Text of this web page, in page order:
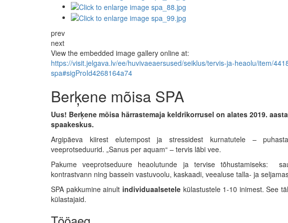
prev
next
View the embedded image gallery online at:
https://visit.jelgava.lv/ee/huvivaeaersused/seiklus/tervis-ja-heaolu/item/
spa#sigProId4268164a74
Berķene mõisa SPA
Uus! Berķene mõisa härrastemaja keldrikorrusel on alates 2019.
spaakeskus.
Argipäeva kiirest elutempost ja stressidest kurnatutele –
veeprotseduurid. „Sanus per aquam“ – tervis läbi vee.
Pakume veeprotseduure heaolutunde ja tervise tõhustamiseks:
kontrastvann ning bassein vastuvoolu, kaskaadi, veealuse talla- ja
SPA pakkumine ainult individuaalsetelekülastustele 1-10 inimest. See
külastajaid.